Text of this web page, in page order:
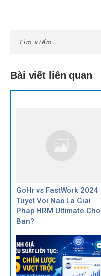
Bài viết liên quan
GoHr vs FastWork 2024
Tuyet Voi Nao La Giai
Phap HRM Ultimate Cho
Ban?